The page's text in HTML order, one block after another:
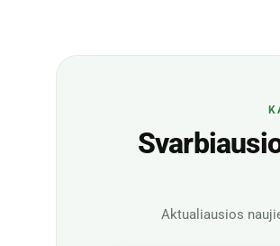
Aktualiausios